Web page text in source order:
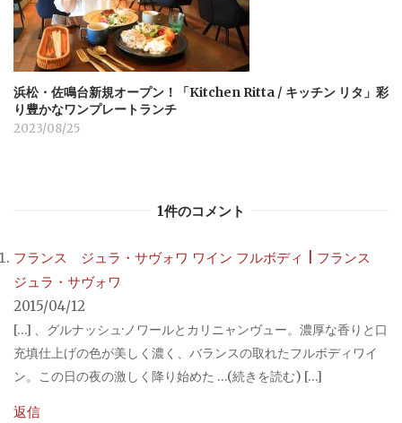
浜松・佐鳴台新規オープン！「Kitchen Ritta / キッチン リタ」彩
り豊かなワンプレートランチ
2023/08/25
1件のコメント
フランス ジュラ・サヴォワ ワイン フルボディ | フランス
ジュラ・サヴォワ
2015/04/12
[…] 、グルナッシュ·ノワールとカリニャンヴュー。濃厚な香りと口
充填仕上げの色が美しく濃く、バランスの取れたフルボディワイ
ン。この日の夜の激しく降り始めた …(続きを読む) […]
返信